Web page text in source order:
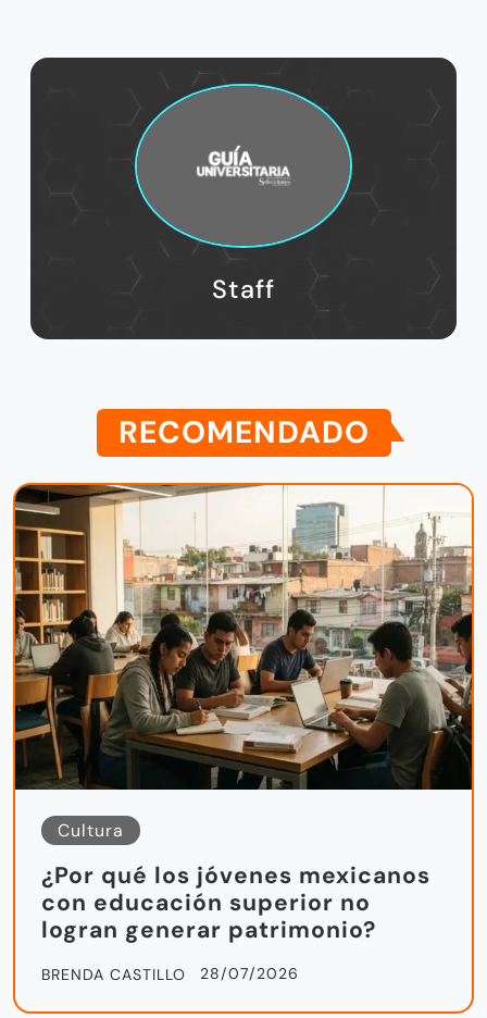
Staff
RECOMENDADO
Cultura
¿Por qué los jóvenes mexicanos
con educación superior no
logran generar patrimonio?
BRENDA CASTILLO 28/07/2026